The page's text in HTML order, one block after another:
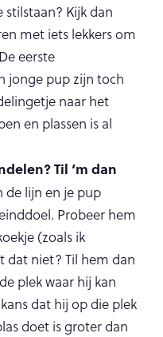
stilstaan? Kijk dan
met iets lekkers om
eerste
jonge pup zijn toch
naar het
en plassen is al
Til ‘m dan
de lijn en je pup
Probeer hem
(zoals ik
dat niet? Til hem dan
plek waar hij kan
dat hij op die plek
doet is groter dan